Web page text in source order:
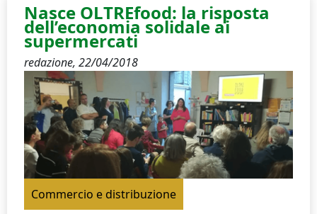
Nasce OLTREfood: la risposta
dell’economia solidale ai
supermercati
redazione, 22/04/2018
Commercio e distribuzione